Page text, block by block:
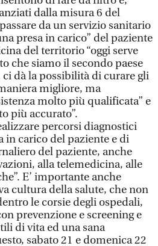
dalla misura 6 del
da un servizio sanitario
presa in carico” del paziente
del territorio “oggi serve
che siamo il secondo paese
dà la possibilità di curare gli
migliore, ma
molto più qualificata” e
più accurato”.
percorsi diagnostici
in carico del paziente e di
del paziente, anche
alla telemedicina, alle
E’ importante anche
cultura della salute, che non
le corsie degli ospedali,
prevenzione e screening e
di vita ed una sana
sabato 21 e domenica 22